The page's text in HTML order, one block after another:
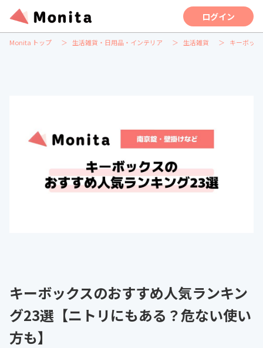
ログイン
Monita トップ 生活雑貨・日用品・インテリア 生活雑貨 キーボッ
キーボックスのおすすめ人気ランキン
グ23選【ニトリにもある？危ない使い
方も】